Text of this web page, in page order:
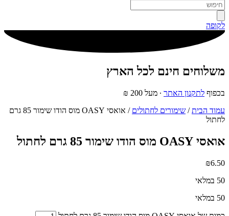
לקופה
משלוחים חינם לכל הארץ
בכפוף לתקנון האתר ∙ מעל 200 ₪
עמוד הבית/ שימורים לחתולים
/ אואסי OASY מוס הודו שימור 85 גרם
לחתול
אואסי OASY מוס הודו שימור 85 גרם לחתול
₪6.50
50 במלאי
50 במלאי